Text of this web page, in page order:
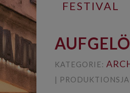
FESTIVAL
KATEGORIE:
|